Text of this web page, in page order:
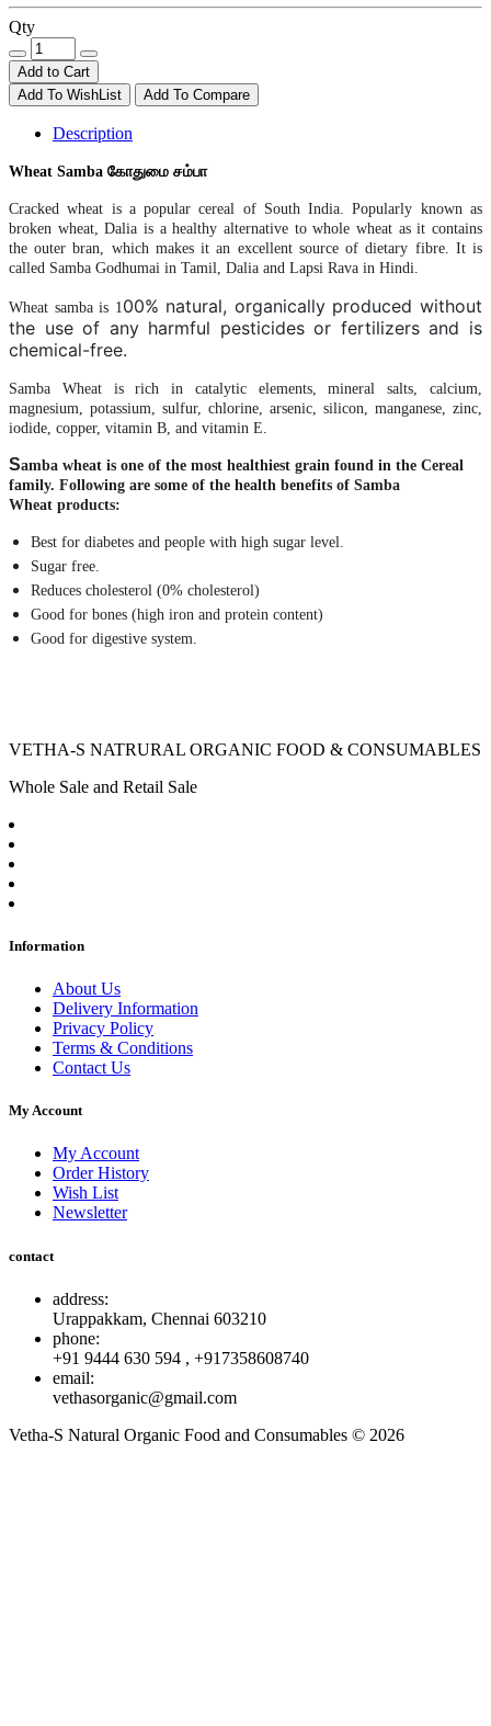
Qty
Add to Cart
Add To WishList
Add To Compare
Description
Wheat Samba கோதுமை சம்பா
Crackedwheat is a popular cereal of South India. Popularly known as
broken wheat, Dalia is a healthy alternative to whole wheat as it contains
the outer bran, which makes it an excellent source of dietary fibre. It is
called Samba Godhumai in Tamil, Dalia and Lapsi Rava in Hindi.
Wheat samba is 1 00% natural, organically produced without
the use of any harmful pesticides or fertilizers and is
chemical-free.
Samba Wheat
is rich in catalytic elements, mineral salts, calcium,
magnesium, potassium, sulfur, chlorine, arsenic, silicon, manganese, zinc,
iodide, copper, vitamin B, and vitamin E.
Samba wheat is one of the most healthiest grain found in the Cereal
family. Following are some of the health benefits of Samba
Wheat products:
Best for diabetes and people with high sugar level.
Sugar free.
Reduces cholesterol (0% cholesterol)
Good for bones (high iron and protein content)
Good for digestive system.
VETHA-S NATRURAL ORGANIC FOOD & CONSUMABLES
Whole Sale and Retail Sale
Information
About Us
Delivery Information
Privacy Policy
Terms & Conditions
Contact Us
My Account
My Account
Order History
Wish List
Newsletter
contact
address:
Urappakkam, Chennai 603210
phone:
+91 9444 630 594 , +917358608740
email:
vethasorganic@gmail.com
Vetha-S Natural Organic Food and Consumables © 2026